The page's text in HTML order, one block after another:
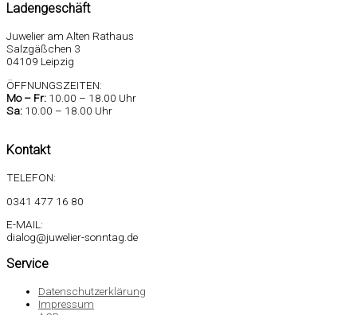
Ladengeschäft
Juwelier am Alten Rathaus
Salzgäßchen 3
04109 Leipzig
ÖFFNUNGSZEITEN:
Mo – Fr: 10.00 – 18.00 Uhr
Sa: 10.00 – 18.00 Uhr
Kontakt
TELEFON:
0341 477 16 80
E-MAIL:
dialog@juwelier-sonntag.de
Service
Datenschutzerklärung
Impressum